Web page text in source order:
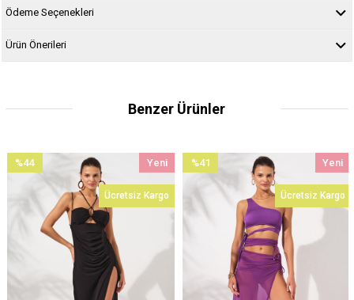
Ödeme Seçenekleri
Ürün Önerileri
Benzer Ürünler
%44
%44İndirim
Ücretsiz Kargo
Yeni
Ürün
%41
%41İndirim
Ücretsiz Kargo
Yeni
Ürün